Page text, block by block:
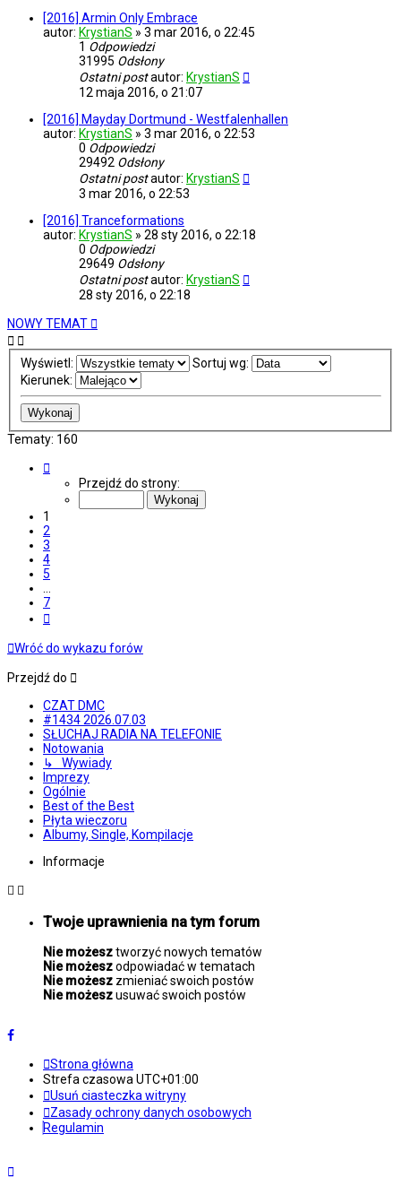
[2016] Armin Only Embrace
autor: KrystianS » 3 mar 2016, o 22:45
1 Odpowiedzi
31995 Odsłony
Ostatni postautor: KrystianS
12 maja 2016, o 21:07
[2016] Mayday Dortmund - Westfalenhallen
autor: KrystianS » 3 mar 2016, o 22:53
0 Odpowiedzi
29492 Odsłony
Ostatni postautor: KrystianS
3 mar 2016, o 22:53
[2016] Tranceformations
autor: KrystianS » 28 sty 2016, o 22:18
0 Odpowiedzi
29649 Odsłony
Ostatni postautor: KrystianS
28 sty 2016, o 22:18
NOWY TEMAT
Wyświetl:
Sortuj wg:
Kierunek:
Tematy: 160
Przejdź do strony:
1
2
3
4
5
7
Wróć do wykazu forów
Przejdź do
CZAT DMC
#1434 2026.07.03
SŁUCHAJ RADIA NA TELEFONIE
Notowania
↳ Wywiady
Imprezy
Ogólnie
Best of the Best
Płyta wieczoru
Albumy, Single, Kompilacje
Informacje
Twoje uprawnienia na tym forum
Nie możesztworzyć nowych tematów
Nie możeszodpowiadać w tematach
Nie możesz zmieniać swoich postów
Nie możeszusuwać swoich postów
Strona główna
Strefa czasowa UTC+01:00
Usuń ciasteczka witryny
Zasady ochrony danych osobowych
Regulamin